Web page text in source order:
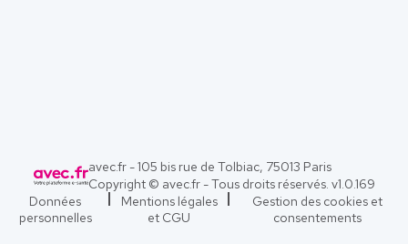
avec.fr - 105 bis rue de Tolbiac, 75013 Paris
Copyright © avec.fr - Tous droits réservés. v1.0.169
Données
personnelles
Mentions légales
et CGU
Gestion des cookies et
consentements